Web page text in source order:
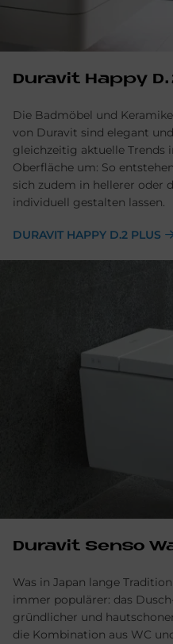
Duravit Happy
Die Badmöbel und
von Duravit sind elegant
gleichzeitig aktuelle Trends
Oberfläche um: So
sich zudem in hellerer oder
individuell gestalten lassen.
DURAVIT HAPPY D.2 PLUS
Duravit Sen­so
Was in Japan lange
immer populärer: das
gründlicher und
die Kombination aus WC